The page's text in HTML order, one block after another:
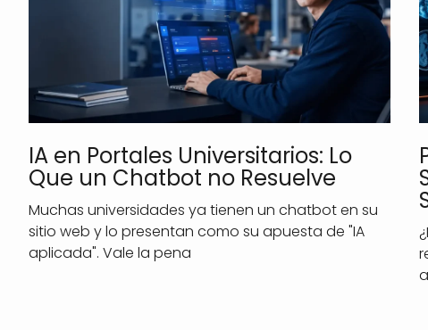
IA en Portales Universitarios: Lo
Que un Chatbot no Resuelve
Muchas universidades ya tienen un chatbot en su
sitio web y lo presentan como su apuesta de "IA
aplicada". Vale la pena